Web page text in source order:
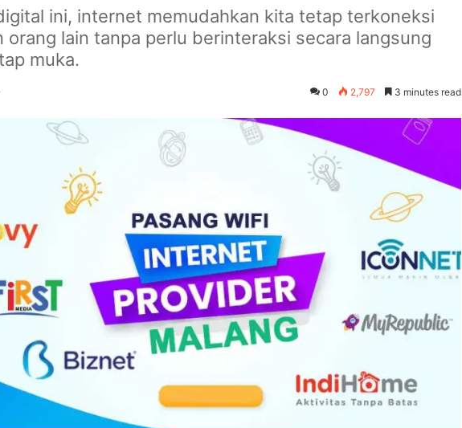
ini, internet memudahkan kita tetap terkoneksi
orang lain tanpa perlu berinteraksi secara langsung
muka.
0 2,797 3 minutes read